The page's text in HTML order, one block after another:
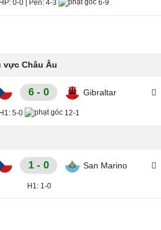
HP:0-0 Pen:4-3 6-9
vực Châu Âu
6 - 0 Gibraltar
H1:5-0 12-1
1 - 0 San Marino
H1:1-0